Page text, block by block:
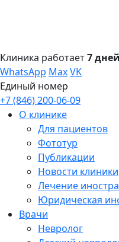
Клиника работает7 дней
WhatsApp MaxVK
Единый номер
+7 (846) 200-06-09
О клинике
Для пациентов
Фототур
Публикации
Новости клиники
Лечение
Юридическая
Врачи
Невролог